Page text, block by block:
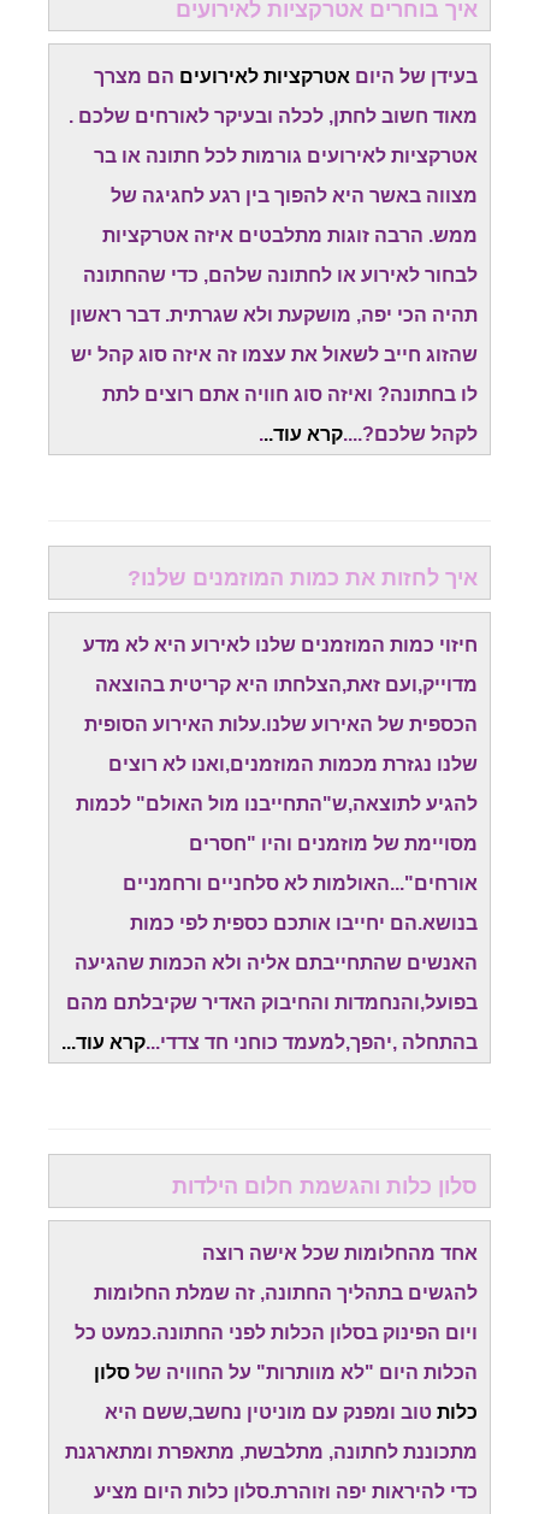
איך בוחרים אטרקציות לאירועים
בעידן של היום אטרקציות לאירועים הם מצרך
מאוד חשוב לחתן, לכלה ובעיקר לאורחים שלכם .
אטרקציות לאירועים גורמות לכל חתונה או בר
מצווה באשר היא להפוך בין רגע לחגיגה של
ממש. הרבה זוגות מתלבטים איזה אטרקציות
לבחור לאירוע או לחתונה שלהם, כדי שהחתונה
תהיה הכי יפה, מושקעת ולא שגרתית. דבר ראשון
שהזוג חייב לשאול את עצמו זה איזה סוג קהל יש
לו בחתונה? ואיזה סוג חוויה אתם רוצים לתת
לקהל שלכם?....קרא עוד...
איך לחזות את כמות המוזמנים שלנו?
חיזוי כמות המוזמנים שלנו לאירוע היא לא מדע
מדוייק,ועם זאת,הצלחתו היא קריטית בהוצאה
הכספית של האירוע שלנו.עלות האירוע הסופית
שלנו נגזרת מכמות המוזמנים,ואנו לא רוצים
להגיע לתוצאה,ש"התחייבנו מול האולם" לכמות
מסויימת של מוזמנים והיו "חסרים
אורחים"...האולמות לא סלחניים ורחמניים
בנושא.הם יחייבו אותכם כספית לפי כמות
האנשים שהתחייבתם אליה ולא הכמות שהגיעה
בפועל,והנחמדות והחיבוק האדיר שקיבלתם מהם
בהתחלה ,יהפך,למעמד כוחני חד צדדי...קרא עוד...
סלון כלות והגשמת חלום הילדות
אחד מהחלומות שכל אישה רוצה
להגשים בתהליך החתונה, זה שמלת החלומות
ויום הפינוק בסלון הכלות לפני החתונה.כמעט כל
הכלות היום "לא מוותרות" על החוויה של סלון
כלות טוב ומפנק עם מוניטין נחשב,ששם היא
מתכוננת לחתונה, מתלבשת, מתאפרת ומתארגנת
כדי להיראות יפה וזוהרת.סלון כלות היום מציע